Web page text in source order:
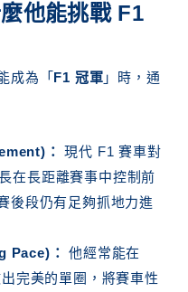
他能挑戰 F1
成為「 F1 冠軍 」時，通
： 現代 F1 賽車對
在長距離賽事中控制前
後段仍有足夠抓地力進
Pace)： 他經常能在
完美的單圈，將賽車性